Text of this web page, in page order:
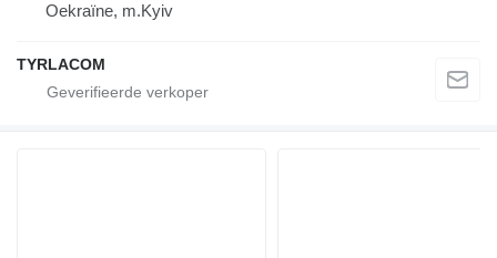
Oekraïne, m.Kyiv
TYRLACOM